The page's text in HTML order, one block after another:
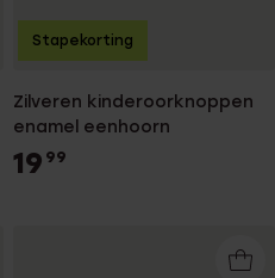
Zilveren kinderoorknoppen
enamel eenhoorn
19 99
Stapekorting